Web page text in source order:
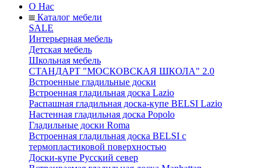
О Нас
Каталог мебели
SALE
Интерьерная мебель
Детская мебель
Школьная мебель
СТАНДАРТ "МОСКОВСКАЯ ШКОЛА" 2.0
Встроенные гладильные доски
Встроенная гладильная доска Lazio
Распашная гладильная доска-купе BELSI Lazio
Настенная гладильная доска Popolo
Гладильные доски Roma
Встроенная гладильная доска BELSI с
термопластиковой поверхностью
Доски-купе Русский север